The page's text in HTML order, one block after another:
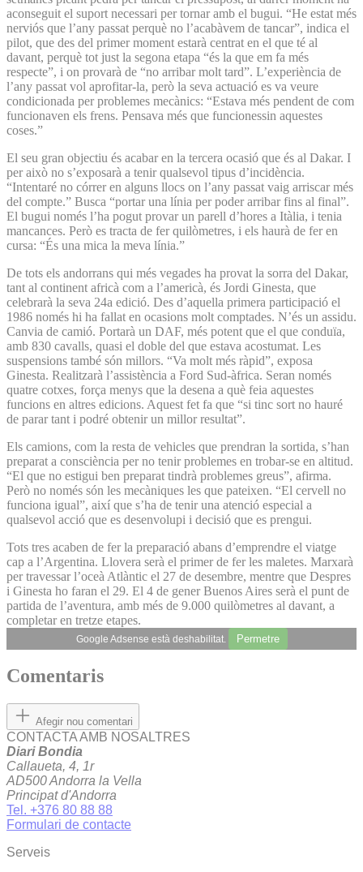
aconseguit el suport necessari per tornar amb el bugui. “He estat més
nerviós que l’any passat perquè no l’acabàvem de tancar”, indica el
pilot, que des del primer moment estarà centrat en el que té al
davant, perquè tot just la segona etapa “és la que em fa més
respecte”, i on provarà de “no arribar molt tard”. L’experiència de
l’any passat vol aprofitar-la, però la seva actuació es va veure
condicionada per problemes mecànics: “Estava més pendent de com
funcionaven els frens. Pensava més que funcionessin aquestes
coses.”
El seu gran objectiu és acabar en la tercera ocasió que és al Dakar. I
per això no s’exposarà a tenir qualsevol tipus d’incidència.
“Intentaré no córrer en alguns llocs on l’any passat vaig arriscar més
del compte.” Busca “portar una línia per poder arribar fins al final”.
El bugui només l’ha pogut provar un parell d’hores a Itàlia, i tenia
mancances. Però es tracta de fer quilòmetres, i els haurà de fer en
cursa: “És una mica la meva línia.”
De tots els andorrans qui més vegades ha provat la sorra del Dakar,
tant al continent africà com a l’americà, és Jordi Ginesta, que
celebrarà la seva 24a edició. Des d’aquella primera participació el
1986 només hi ha fallat en ocasions molt comptades. N’és un assidu.
Canvia de camió. Portarà un DAF, més potent que el que conduïa,
amb 830 cavalls, quasi el doble del que estava acostumat. Les
suspensions també són millors. “Va molt més ràpid”, exposa
Ginesta. Realitzarà l’assistència a Ford Sud-àfrica. Seran només
quatre cotxes, força menys que la desena a què feia aquestes
funcions en altres edicions. Aquest fet fa que “si tinc sort no hauré
de parar tant i podré obtenir un millor resultat”.
Els camions, com la resta de vehicles que prendran la sortida, s’han
preparat a consciència per no tenir problemes en trobar-se en altitud.
“El que no estigui ben preparat tindrà problemes greus”, afirma.
Però no només són les mecàniques les que pateixen. “El cervell no
funciona igual”, així que s’ha de tenir una atenció especial a
qualsevol acció que es desenvolupi i decisió que es prengui.
Tots tres acaben de fer la preparació abans d’emprendre el viatge
cap a l’Argentina. Llovera serà el primer de fer les maletes. Marxarà
per travessar l’oceà Atlàntic el 27 de desembre, mentre que Despres
i Ginesta ho faran el 29. El 4 de gener Buenos Aires serà el punt de
partida de l’aventura, amb més de 9.000 quilòmetres al davant, a
completar en tretze etapes.
Google Adsense està deshabilitat. Permetre
Comentaris
Afegir nou comentari
CONTACTA AMB NOSALTRES
Diari Bondia
Callaueta, 4, 1r
AD500 Andorra la Vella
Principat d'Andorra
Tel. +376 80 88 88
Formulari de contacte
Serveis